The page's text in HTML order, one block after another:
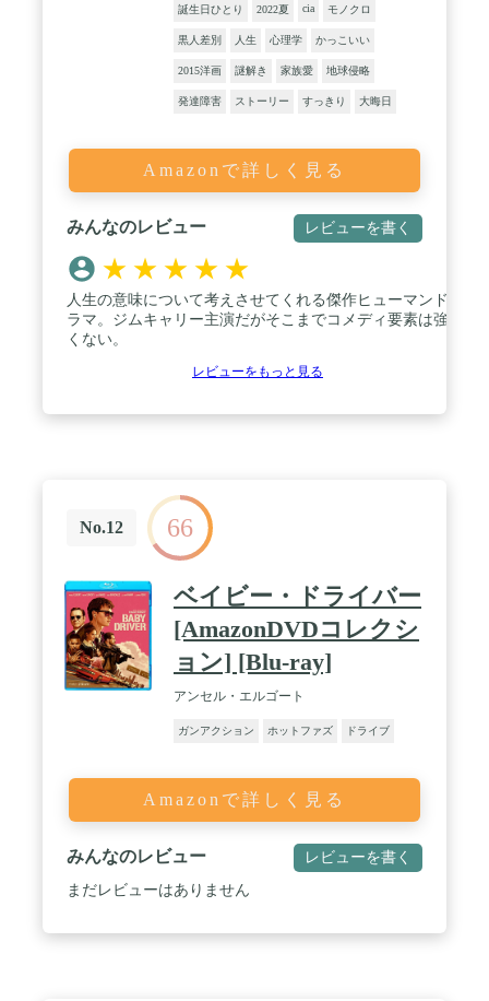
誕生日ひとり 2022夏 cia モノクロ
黒人差別 人生 心理学 かっこいい
2015洋画 謎解き 家族愛 地球侵略
発達障害 ストーリー すっきり 大晦日
Amazonで詳しく見る
みんなのレビュー レビューを書く
★ ★ ★ ★ ★
人生の意味について考えさせてくれる傑作ヒューマンド
ラマ。ジムキャリー主演だがそこまでコメディ要素は強
くない。
レビューをもっと見る
No.12 66
ベイビー・ドライバー
[AmazonDVDコレクシ
ョン] [Blu-ray]
アンセル・エルゴート
ガンアクション ホットファズ ドライブ
Amazonで詳しく見る
みんなのレビュー レビューを書く
まだレビューはありません